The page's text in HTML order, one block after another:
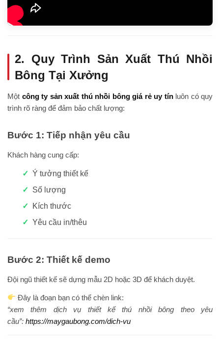
2. Quy Trình Sản Xuất Thú Nhồi
Bông Tại Xưởng
Một công ty sản xuất thú nhồi bông giá rẻ uy tínluôn có quy
trình rõ ràng để đảm bảo chất lượng:
Bước 1: Tiếp nhận yêu cầu
Khách hàng cung cấp:
Ý tưởng thiết kế
Số lượng
Kích thước
Yêu cầu in/thêu
Bước 2: Thiết kế demo
Đội ngũ thiết kế sẽ dựng mẫu 2D hoặc 3D để khách duyệt.
Đây là đoạn bạn có thể chèn link:
“xem thêm dịch vụ thiết kế thú nhồi bông theo yêu
cầu”: https://maygaubong.com/dich-vu